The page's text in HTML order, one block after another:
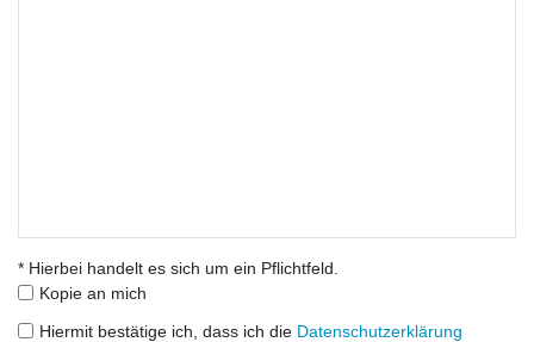
* Hierbei handelt es sich um ein Pflichtfeld.
Kopie an mich
Hiermit bestätige ich, dass ich die Daten­schutz­erklärung